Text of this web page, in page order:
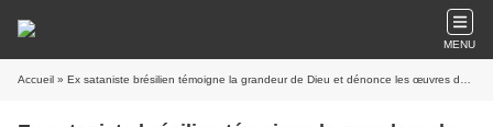
MENU
Accueil » Ex sataniste brésilien témoigne la grandeur de Dieu et dénonce les œuvres du diable